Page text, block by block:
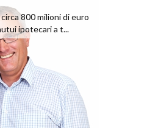
800 milioni di euro
ipotecari a t...